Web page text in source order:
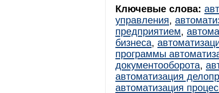
Ключевые слова:
управления,
предприятием,
бизнеса,
программы
документооборота,
автоматизация
автоматизация